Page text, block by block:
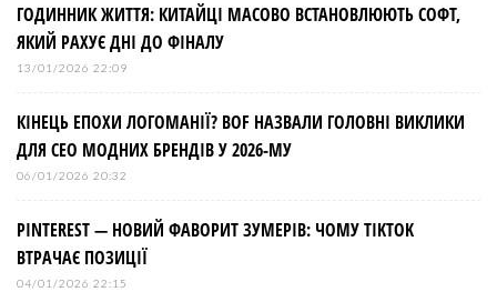
ГОДИННИК ЖИТТЯ: КИТАЙЦІ МАСОВО ВСТАНОВЛЮЮТЬ СОФТ,
ЯКИЙ РАХУЄ ДНІ ДО ФІНАЛУ
13/01/2026 22:09
КІНЕЦЬ ЕПОХИ ЛОГОМАНІЇ? BOF НАЗВАЛИ ГОЛОВНІ ВИКЛИКИ
ДЛЯ СЕО МОДНИХ БРЕНДІВ У 2026-МУ
06/01/2026 20:32
PINTEREST — НОВИЙ ФАВОРИТ ЗУМЕРІВ: ЧОМУ TIKTOK
ВТРАЧАЄ ПОЗИЦІЇ
04/01/2026 22:15